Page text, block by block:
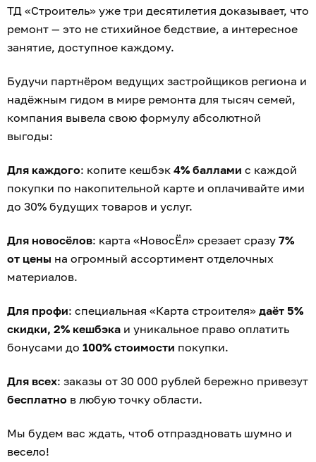
ТД «Строитель» уже три десятилетия доказывает, что
ремонт — это не стихийное бедствие, а интересное
занятие, доступное каждому.
Будучи партнёром ведущих застройщиков региона и
надёжным гидом в мире ремонта для тысяч семей,
компания вывела свою формулу абсолютной
выгоды:
Для каждого: копите кешбэк 4% баллами с каждой
покупки по накопительной карте и оплачивайте ими
до 30% будущих товаров и услуг.
Для новосёлов: карта «НовосЁл» срезает сразу 7%
от цены на огромный ассортимент отделочных
материалов.
Для профи: специальная «Карта строителя» даёт 5%
скидки, 2% кешбэка и уникальное право оплатить
бонусами до 100% стоимости покупки.
Для всех: заказы от 30 000 рублей бережно привезут
бесплатно в любую точку области.
Мы будем вас ждать, чтоб отпраздновать шумно и
весело!